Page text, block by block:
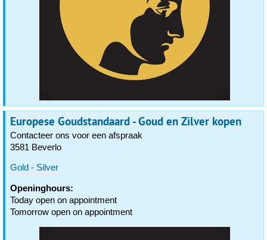
Europese Goudstandaard - Goud en Zilver kopen
Contacteer ons voor een afspraak
3581 Beverlo
Gold - Silver
Openinghours:
Today open on appointment
Tomorrow open on appointment